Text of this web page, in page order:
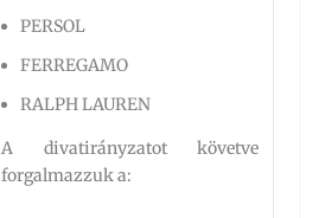
PERSOL
FERREGAMO
RALPH LAUREN
A divatirányzatot követve
forgalmazzuk a: